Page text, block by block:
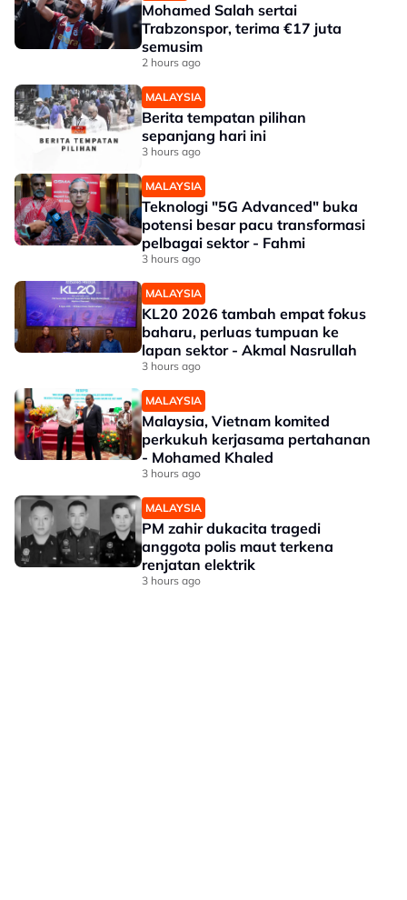
Mohamed Salah sertai
Trabzonspor, terima €17 juta
semusim
2 hours ago
MALAYSIA
Berita tempatan pilihan
sepanjang hari ini
3 hours ago
MALAYSIA
Teknologi "5G Advanced" buka
potensi besar pacu transformasi
pelbagai sektor - Fahmi
3 hours ago
MALAYSIA
KL20 2026 tambah empat fokus
baharu, perluas tumpuan ke
lapan sektor - Akmal Nasrullah
3 hours ago
MALAYSIA
Malaysia, Vietnam komited
perkukuh kerjasama pertahanan
- Mohamed Khaled
3 hours ago
MALAYSIA
PM zahir dukacita tragedi
anggota polis maut terkena
renjatan elektrik
3 hours ago